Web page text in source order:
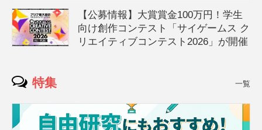
【公募情報】大賞賞金100万円！学生
向け創作コンテスト「サイゲームス ク
リエイティブコンテスト2026」が開催
特集 一覧